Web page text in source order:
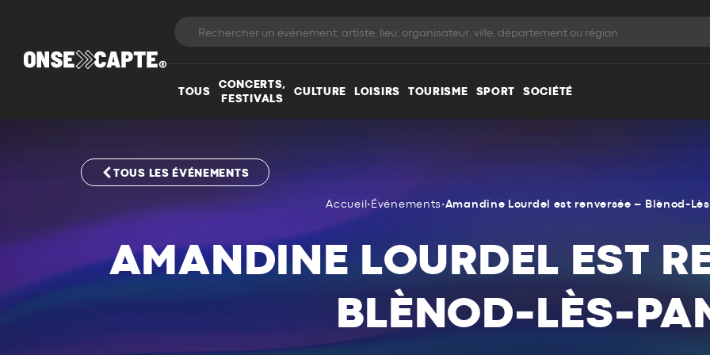
TOUS
CONCERTS,
FESTIVALS
CULTURE LOISIRS TOURISME SPORT SOCIÉTÉ
TOUS LES ÉVÉNEMENTS
Accueil • Événements•Amandine Lourdel est renversée – Blènod-
AMANDINE LOURDEL EST
BLÈNOD-LÈS-